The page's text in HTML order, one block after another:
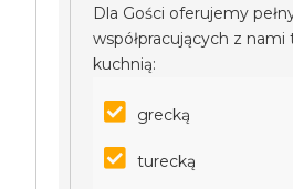
Dla Gości oferujemy
współpracujących z
kuchnią:
grecką
turecką